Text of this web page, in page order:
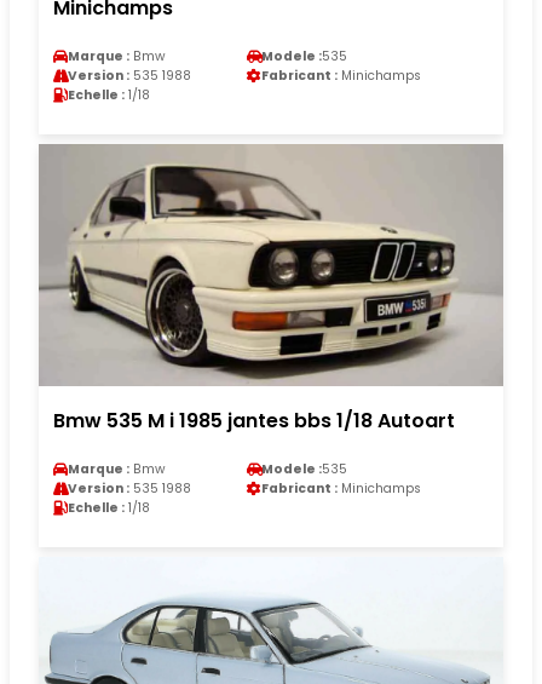
Minichamps
Marque : Bmw Modele :535
Version : 535 1988 Fabricant : Minichamps
Echelle : 1/18
Bmw 535 M i 1985 jantes bbs 1/18 Autoart
Marque : Bmw Modele :535
Version : 535 1988 Fabricant : Minichamps
Echelle : 1/18